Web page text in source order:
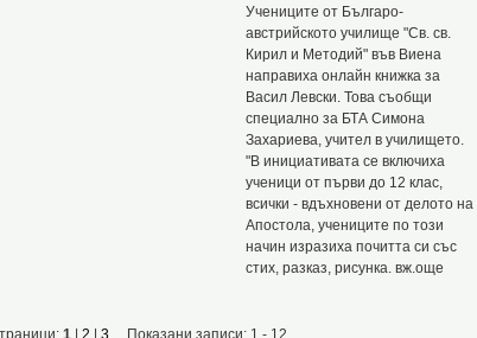
Учениците от Българо-
австрийското училище "Св. св.
Кирил и Методий" във Виена
направиха онлайн книжка за
Васил Левски. Това съобщи
специално за БТА Симона
Захариева, учител в училището.
"В инициативата се включиха
ученици от първи до 12 клас,
всички - вдъхновени от делото на
Апостола, учениците по този
начин изразиха почитта си със
стих, разказ, рисунка. вж.още
1 2 3 Показани записи: 1 - 12